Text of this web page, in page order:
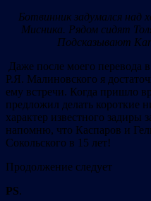
Ботвинник задумался над
Мисника. Рядом сидят
Подсказывают
Даже после моего перевода
Р.Я. Малиновского я
ему встречи. Когда пришло
предложил делать короткие
характер известного задиры
напомню, что Каспаров и
Сокольского в 15 лет!
Продолжение следует
PS.